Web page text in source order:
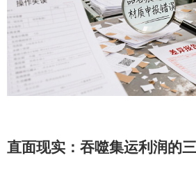
直面现实：吞噬集运利润的